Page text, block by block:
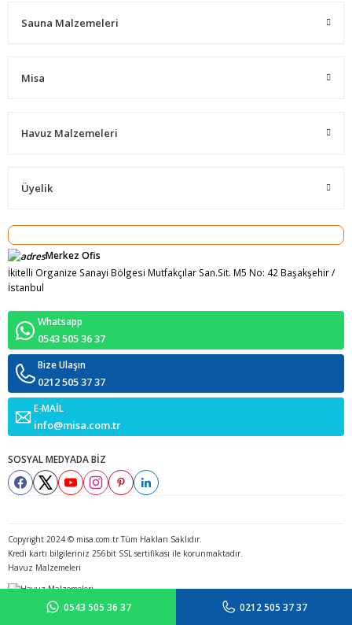
0543 505 36 37 0212 505 37 37
Sauna Malzemeleri
Misa
Havuz Malzemeleri
Üyelik
Merkez Ofis
İkitelli Organize Sanayi Bölgesi Mutfakçılar San.Sit. M5 No: 42 Başakşehir /
İstanbul
Whatsapp
0543 505 36 37
Bize Ulaşın
0212 505 37 37
E-MAİL
info@misa.com.tr
SOSYAL MEDYADA BİZ
Copyright 2024 © misa.com.tr Tüm Hakları Saklıdır.
Kredi kartı bilgileriniz 256bit SSL sertifikası ile korunmaktadır.
Havuz Malzemeleri